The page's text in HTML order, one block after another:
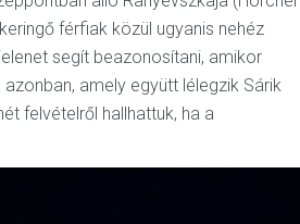
férfiak közül ugyanis nehéz
segít beazonosítani, amikor
amely együtt lélegzik Sárik
felvételről hallhattuk, ha a